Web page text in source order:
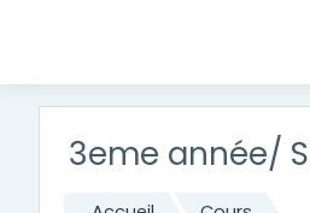
3eme année/